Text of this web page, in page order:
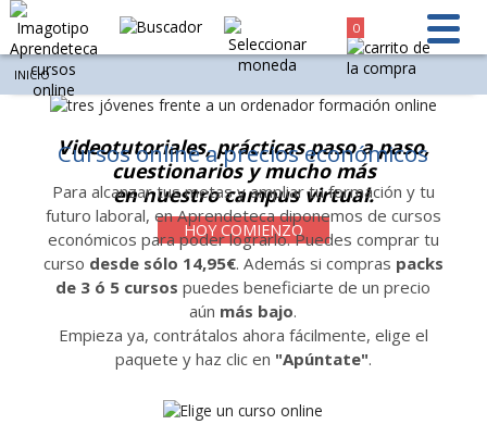
0
INICIO
Videotutoriales, prácticas paso a paso,
cuestionarios y mucho más
en nuestro campus virtual.
HOY COMIENZO
Cursos online a precios económicos
Para alcanzar tus metas y ampliar tu formación y tu
futuro laboral, en Aprendeteca diponemos de cursos
económicos para poder lograrlo. Puedes comprar tu
curso desde sólo 14,95€. Además si compras packs
de 3 ó 5 cursos puedes beneficiarte de un precio
aún más bajo.
Empieza ya, contrátalos ahora fácilmente, elige el
paquete y haz clic en "Apúntate".